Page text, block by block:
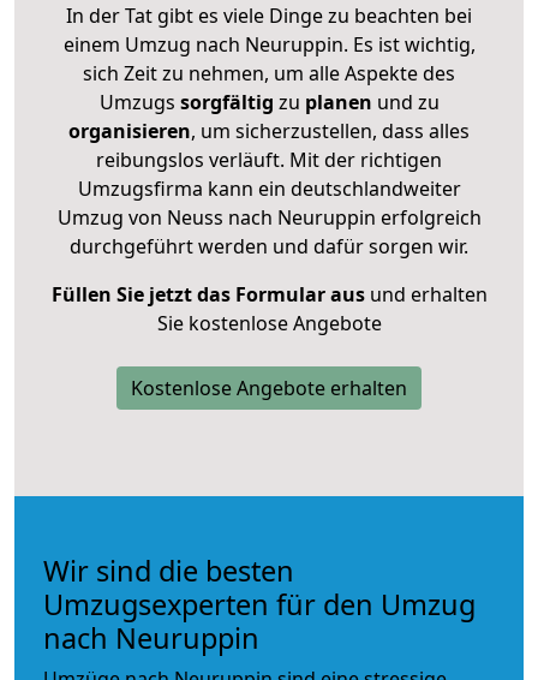
In der Tat gibt es viele Dinge zu beachten bei
einem Umzug nach Neuruppin. Es ist wichtig,
sich Zeit zu nehmen, um alle Aspekte des
Umzugs sorgfältig zu planen und zu
organisieren, um sicherzustellen, dass alles
reibungslos verläuft. Mit der richtigen
Umzugsfirma kann ein deutschlandweiter
Umzug von Neuss nach Neuruppin erfolgreich
durchgeführt werden und dafür sorgen wir.
Füllen Sie jetzt das Formular ausund erhalten
Sie kostenlose Angebote
Kostenlose Angebote erhalten
Wir sind die besten
Umzugsexperten für den Umzug
nach Neuruppin